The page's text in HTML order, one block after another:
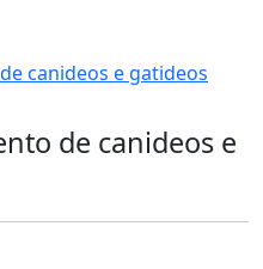
canideos e gatideos
de canideos e